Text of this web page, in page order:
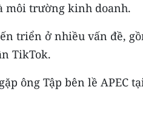
môi trường kinh doanh.
triển ở nhiều vấn đề,
TikTok.
ông Tập bên lề APEC